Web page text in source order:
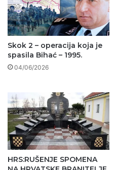
Skok 2 – operacija koja je
spasila Bihać – 1995.
04/06/2026
HRS:RUŠENJE SPOMENA